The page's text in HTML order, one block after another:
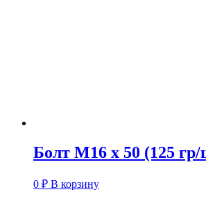
Болт М16 х 50 (125
0 ₽ В корзину